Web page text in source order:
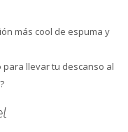
más cool de espuma y
llevar tu descanso al